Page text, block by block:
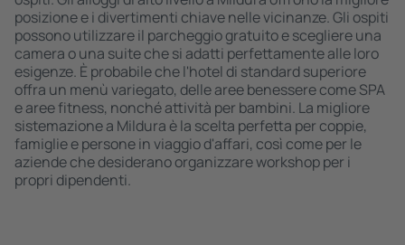
posizione e i divertimenti chiave nelle vicinanze. Gli ospiti
possono utilizzare il parcheggio gratuito e scegliere una
camera o una suite che si adatti perfettamente alle loro
esigenze. È probabile che l'hotel di standard superiore
offra un menù variegato, delle aree benessere come SPA
e aree fitness, nonché attività per bambini. La migliore
sistemazione a Mildura è la scelta perfetta per coppie,
famiglie e persone in viaggio d'affari, così come per le
aziende che desiderano organizzare workshop per i
propri dipendenti.